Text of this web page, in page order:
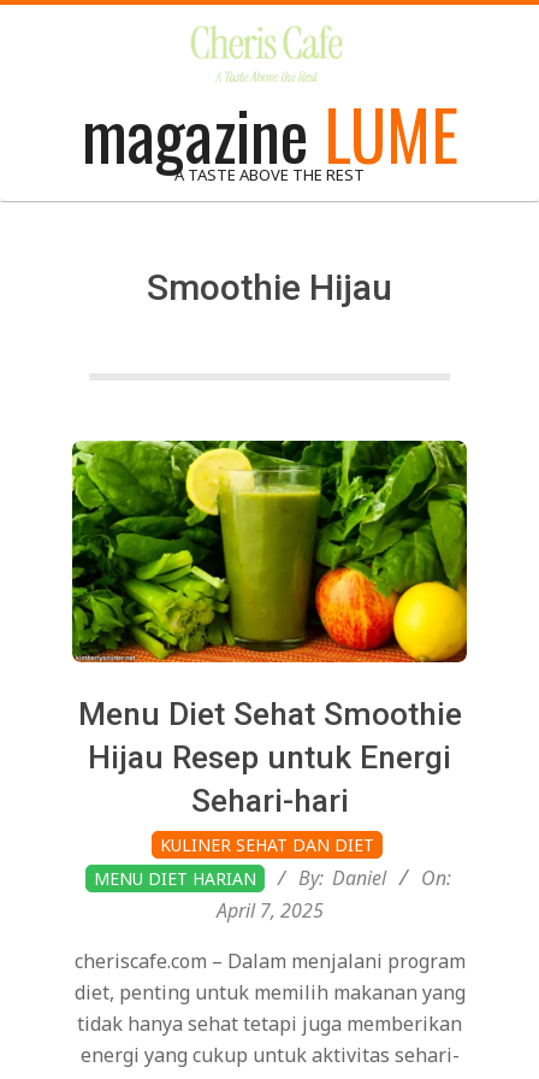
magazine LUME
A TASTE ABOVE THE REST
Smoothie Hijau
Menu Diet Sehat Smoothie
Hijau Resep untuk Energi
Sehari-hari
04-
07
KULINER SEHAT DAN DIET
MENU DIET HARIAN
By: Daniel
On:
April 7, 2025
cheriscafe.com – Dalam menjalani program
diet, penting untuk memilih makanan yang
tidak hanya sehat tetapi juga memberikan
energi yang cukup untuk aktivitas sehari-